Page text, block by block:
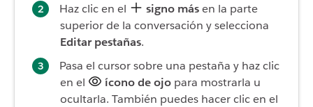
Haz clic en el
signo másen la parte
superior de la conversación y selecciona
Editar pestañas.
Pasa el cursor sobre una pestaña y haz clic
en el
ícono de ojo para mostrarla u
ocultarla. También puedes hacer clic en el